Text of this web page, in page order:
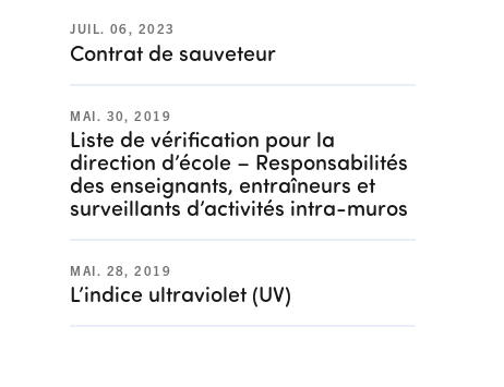
JUIL. 06, 2023
Contrat de sauveteur
MAI. 30, 2019
Liste de vérification pour la
direction d’école – Responsabilités
des enseignants, entraîneurs et
surveillants d’activités intra-muros
MAI. 28, 2019
L’indice ultraviolet (UV)